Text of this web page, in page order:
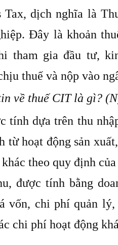
Tax, dịch nghĩa là
Đây là khoản
tham gia đầu tư,
thuế và nộp vào
về thuế CIT là gì?
tính dựa trên thu
từ hoạt động sản
theo quy định
được tính bằng
vốn, chi phí quản
chi phí hoạt động